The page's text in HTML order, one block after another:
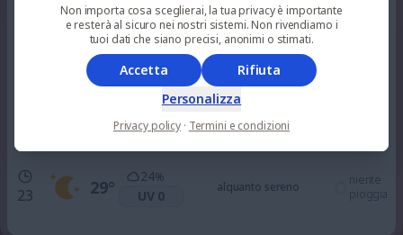
31°
49 %
UV 3
parzialmente nuvoloso
° %
UV 0
alquanto sereno
23 29°
24%
UV 0
alquanto sereno
niente
pioggia
Non importa cosa sceglierai, la tua privacy è importante
e resterà al sicuro nei nostri sistemi. Non rivendiamo i
tuoi dati che siano precisi, anonimi o stimati.
Accetta
Rifiuta
Personalizza
Privacy policy · Termini e condizioni